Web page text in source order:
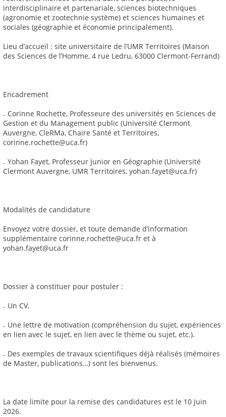
interdisciplinaire et partenariale, sciences biotechniques
(agronomie et zootechnie système) et sciences humaines et
sociales (géographie et économie principalement).
Lieu d’accueil : site universitaire de l’UMR Territoires (Maison
des Sciences de l’Homme, 4 rue Ledru, 63000 Clermont-Ferrand)
Encadrement
₋ Corinne Rochette, Professeure des universités en Sciences de
Gestion et du Management public (Université Clermont
Auvergne, CleRMa, Chaire Santé et Territoires,
corinne.rochette@uca.fr)
₋ Yohan Fayet, Professeur Junior en Géographie (Université
Clermont Auvergne, UMR Territoires, yohan.fayet@uca.fr)
Modalités de candidature
Envoyez votre dossier, et toute demande d’information
supplémentaire corinne.rochette@uca.fr et à
yohan.fayet@uca.fr
Dossier à constituer pour postuler :
₋ Un CV,
₋ Une lettre de motivation (compréhension du sujet, expériences
en lien avec le sujet, en lien avec le thème ou sujet, etc.).
₋ Des exemples de travaux scientifiques déjà réalisés (mémoires
de Master, publications…) sont les bienvenus.
La date limite pour la remise des candidatures est le 10 Juin
2026.